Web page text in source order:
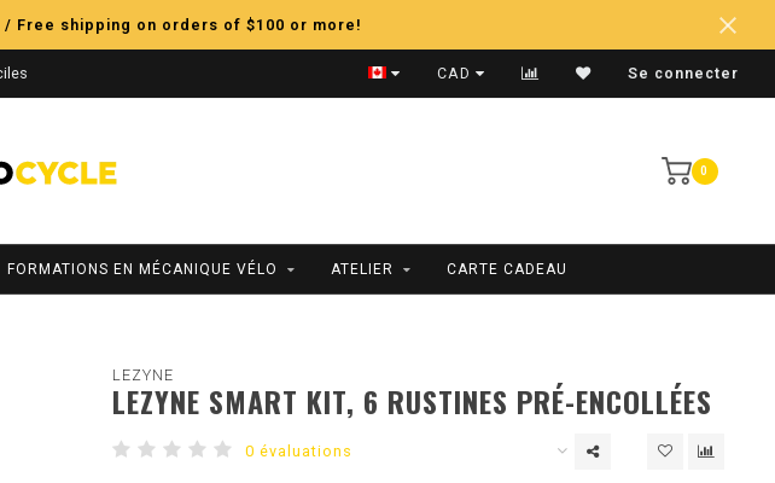
Free shipping on orders of $100 or more!
Expédition Rapide
CAD Se connecter
0
FORMATIONS EN MÉCANIQUE VÉLO ATELIER CARTE CADEAU
LEZYNE
LEZYNE SMART KIT, 6 RUSTINES PRÉ-ENCOLLÉES
0 évaluations